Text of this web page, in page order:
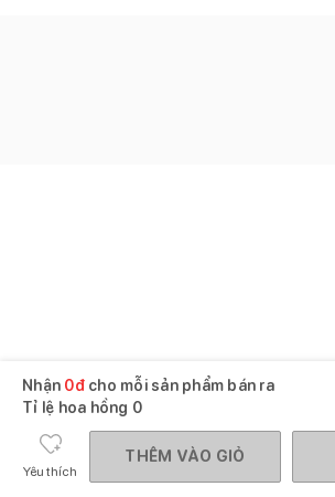
Nhận 0đcho mỗi sản phẩm bán ra
Tỉ lệ hoa hồng 0
Yêu thích
THÊM VÀO GIỎ